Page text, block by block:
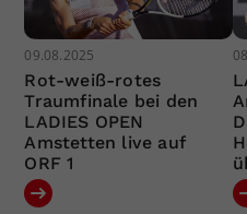
09.08.2025
Rot-weiß-rotes
Traumfinale bei den
LADIES OPEN
Amstetten live auf
ORF 1